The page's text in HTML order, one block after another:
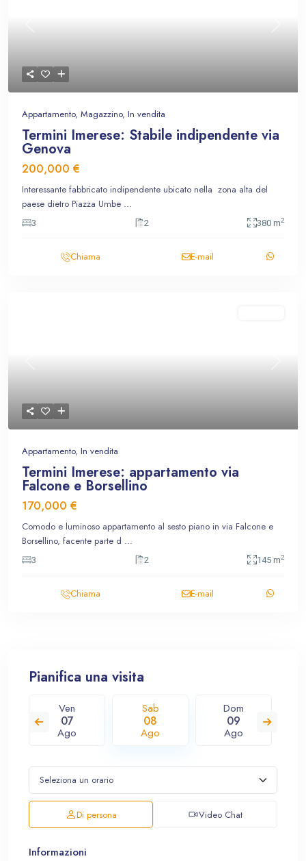
Appartamento, Magazzino, In vendita
Termini Imerese: Stabile indipendente via
Genova
200,000 €
Interessante fabbricato indipendente ubicato nella zona alta del
paese dietro Piazza Umbe ...
3 2 380 m2
Chiama E-mail
Appartamento, In vendita
Termini Imerese: appartamento via
Falcone e Borsellino
170,000 €
Comodo e luminoso appartamento al sesto piano in via Falcone e
Borsellino, facente parte d ...
3 2 145 m2
Chiama E-mail
Pianifica una visita
Ven
07
Ago
Sab
08
Ago
Dom
09
Ago
Di persona Video Chat
Informazioni